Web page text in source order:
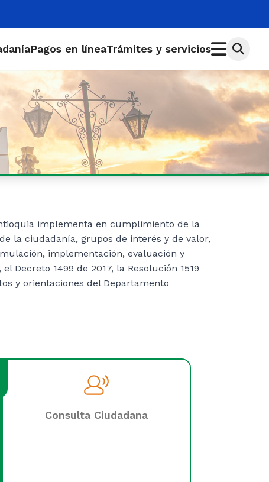
Pagos en líneaTrámites y servicios
implementa en cumplimiento de la
la ciudadanía, grupos de interés y de valor,
implementación, evaluación y
Decreto 1499 de 2017, la Resolución 1519
y orientaciones del Departamento
Consulta Ciudadana